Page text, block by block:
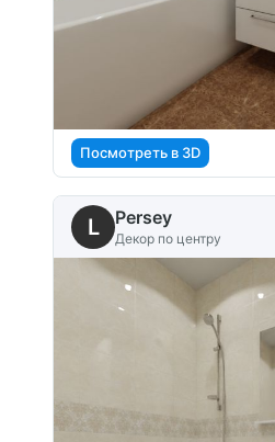
Посмотреть в 3D
L Persey
Декор по центру